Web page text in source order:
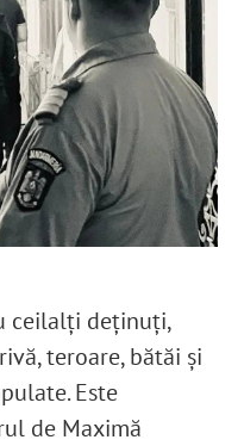
ceilalți deținuți,
teroare, bătăi și
Este
de Maximă